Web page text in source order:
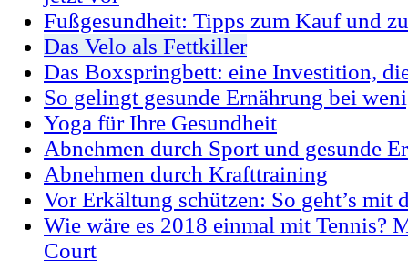
Fußgesundheit: Tipps zum Kauf und
Das Velo als Fettkiller
Das Boxspringbett: eine Investition,
So gelingt gesunde Ernährung bei
Yoga für Ihre Gesundheit
Abnehmen durch Sport und gesunde
Abnehmen durch Krafttraining
Vor Erkältung schützen: So geht’s mit
Wie wäre es 2018 einmal mit Tennis?
Court